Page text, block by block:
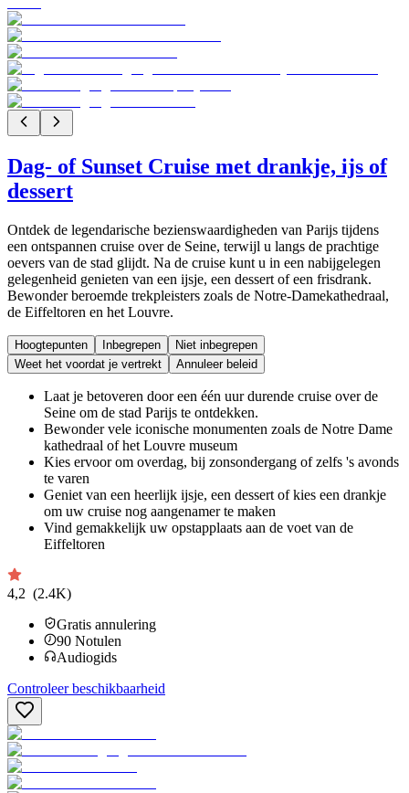
Dag- of Sunset Cruise met drankje, ijs of
dessert
Ontdek de legendarische bezienswaardigheden van Parijs tijdens
een ontspannen cruise over de Seine, terwijl u langs de prachtige
oevers van de stad glijdt. Na de cruise kunt u in een nabijgelegen
gelegenheid genieten van een ijsje, een dessert of een frisdrank.
Bewonder beroemde trekpleisters zoals de Notre-Damekathedraal,
de Eiffeltoren en het Louvre.
Hoogtepunten Inbegrepen
Niet inbegrepen
Weet het voordat je vertrekt
Annuleer beleid
Laat je betoveren door een één uur durende cruise over de
Seine om de stad Parijs te ontdekken.
Bewonder vele iconische monumenten zoals de Notre Dame
kathedraal of het Louvre museum
Kies ervoor om overdag, bij zonsondergang of zelfs 's avonds
te varen
Geniet van een heerlijk ijsje, een dessert of kies een drankje
om uw cruise nog aangenamer te maken
Vind gemakkelijk uw opstapplaats aan de voet van de
Eiffeltoren
4,2 (2.4K)
Gratis annulering
90 Notulen
Audiogids
Controleer beschikbaarheid